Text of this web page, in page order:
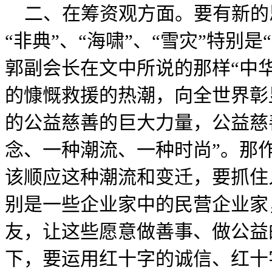
二、在筹资观方面。要有新
“非典”、“海啸”、“雪灾”特别
郭副会长在文中所说的那样“中
的慷慨救援的热潮，向全世界
的公益慈善的巨大力量，公益
念、一种潮流、一种时尚”。那
该顺应这种潮流和变迁，要抓
别是一些企业家中的民营企业
友，让这些愿意做善事、做公
下，要运用红十字的诚信、红